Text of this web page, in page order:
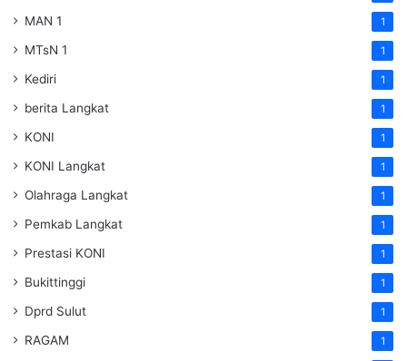
MAN 1 1
MTsN 1 1
Kediri 1
berita Langkat 1
KONI 1
KONI Langkat 1
Olahraga Langkat 1
Pemkab Langkat 1
Prestasi KONI 1
Bukittinggi 1
Dprd Sulut 1
RAGAM 1